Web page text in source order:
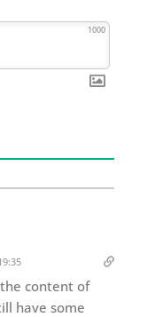
1000
content of
have some